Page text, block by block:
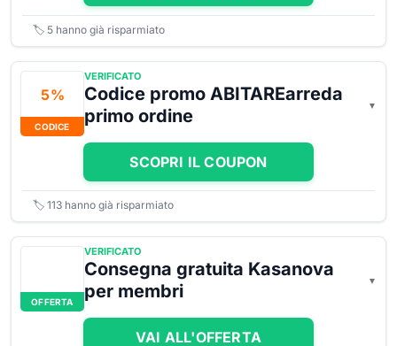
🏷️ 5 hanno già risparmiato
5 %
CODICE
VERIFICATO
Codice promo ABITAREarreda
primo ordine
SCOPRI IL COUPON
🏷️ 113 hanno già risparmiato
OFFERTA
VERIFICATO
Consegna gratuita Kasanova
per membri
VAI ALL'OFFERTA